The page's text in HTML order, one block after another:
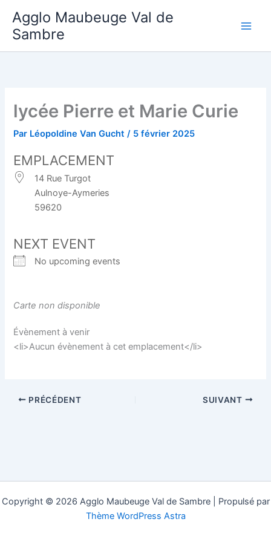
contenu
Agglo Maubeuge Val de
Sambre
lycée Pierre et Marie Curie
Par Léopoldine Van Gucht/ 5 février 2025
EMPLACEMENT
14 Rue Turgot
Aulnoye-Aymeries
59620
NEXT EVENT
No upcoming events
Carte non disponible
Évènement à venir
<li>Aucun évènement à cet emplacement</li>
PRÉCÉDENT SUIVANT
Copyright © 2026 Agglo Maubeuge Val de Sambre | Propulsé par
Thème WordPress Astra